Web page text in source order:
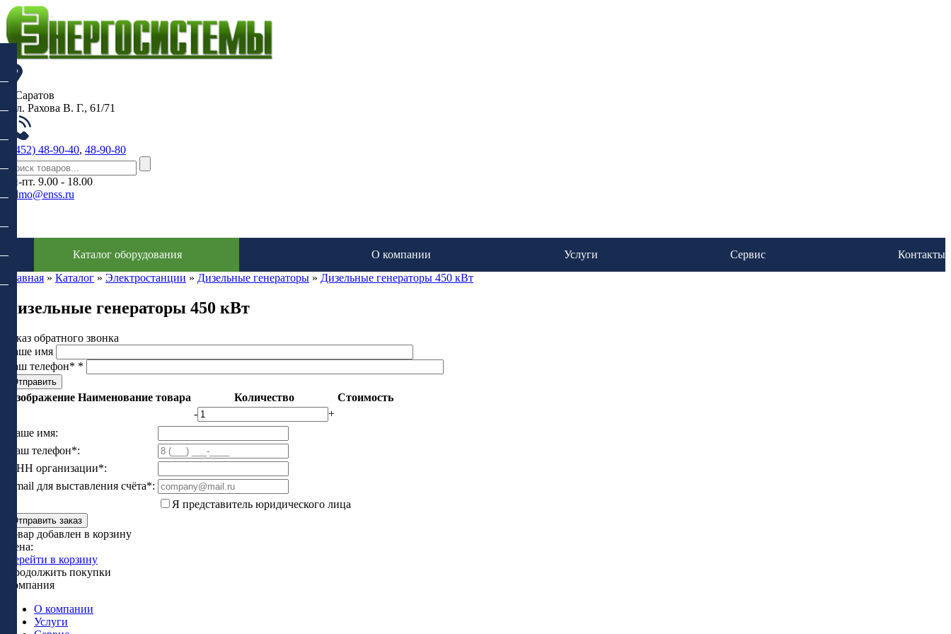
г. Саратов
, ул. Рахова В. Г., 61/71
(8452) 48-90-40, 48-90-80
пн-пт. 9.00 - 18.00
sdmo@enss.ru
Каталог оборудования О компании Услуги Сервис
Контакты
Главная » Каталог » Электростанции » Дизельные генераторы » Дизельные генераторы 450 кВт
Дизельные генераторы 450 кВт
Заказ обратного звонка
Ваше имя
Ваш телефон* *
Изображение Наименование товара Количество
Стоимость
-
+
Ваше имя:
Ваш телефон*:
ИНН организации*:
Email для выставления счёта*:
Я представитель юридического лица
Отправить заказ
Товар добавлен в корзину
Цена:
Перейти в корзину
Продолжить покупки
Компания
О компании
Услуги